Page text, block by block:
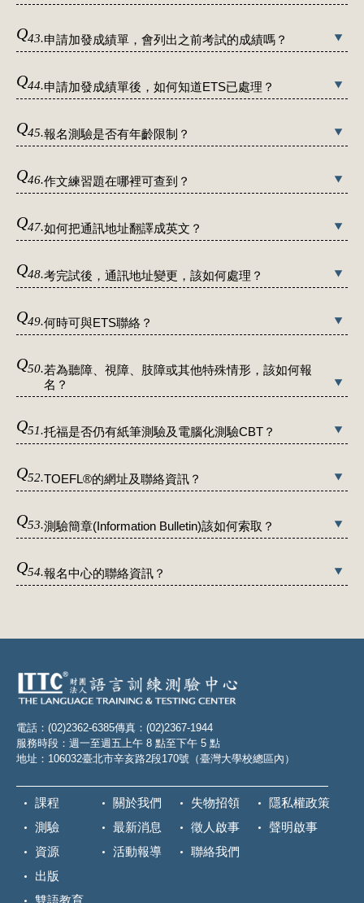
Q43.申請加發成績單，會列出之前考試的成績嗎？
Q44.申請加發成績單後，如何知道ETS已處理？
Q45.報名測驗是否有年齡限制？
Q46.作文練習題在哪裡可查到？
Q47.如何把通訊地址翻譯成英文？
Q48.考完試後，通訊地址變更，該如何處理？
Q49.何時可與ETS聯絡？
Q50.若為聽障、視障、肢障或其他特殊情形，該如何報
名？
Q51.托福是否仍有紙筆測驗及電腦化測驗CBT？
Q52.TOEFL®的網址及聯絡資訊？
Q53.測驗簡章(Information Bulletin)該如何索取？
Q54.報名中心的聯絡資訊？
電話：(02)2362-6385傳真：(02)2367-1944
服務時段：週一至週五上午 8 點至下午 5 點
地址：106032臺北市辛亥路2段170號（臺灣大學校總區內）
課程
測驗
資源
出版
雙語教育
關於我們
最新消息
活動報導
失物招領
徵人啟事
聯絡我們
隱私權政策
聲明啟事